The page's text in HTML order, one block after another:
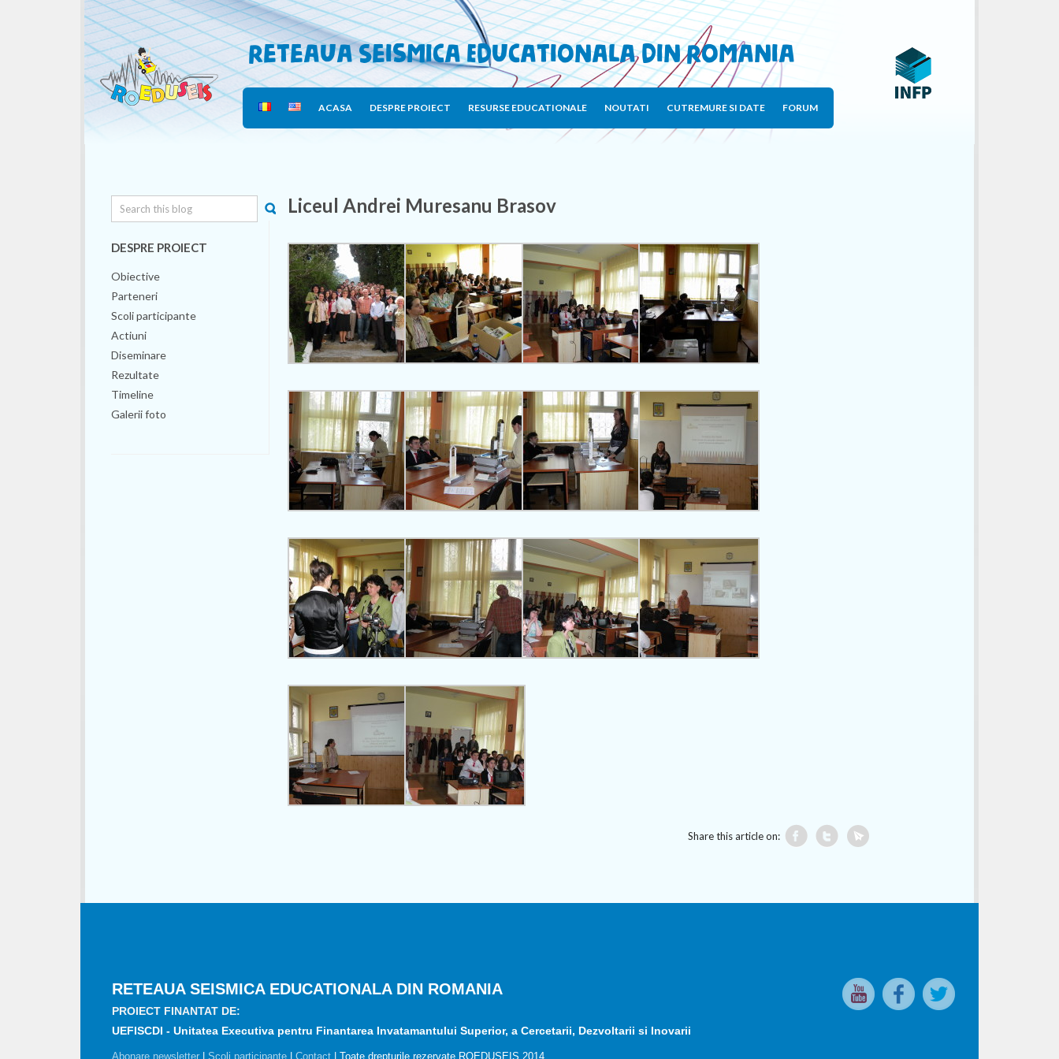
Reteaua Seismica Educationala din Romania
ACASA DESPRE PROIECT RESURSE EDUCATIONALE NOUTATI CUTREMURE SI DATE FORUM
Liceul Andrei Muresanu Brasov
Share this article on:
DESPRE PROIECT
Obiective
Parteneri
Scoli participante
Actiuni
Diseminare
Rezultate
Timeline
Galerii foto
RETEAUA SEISMICA EDUCATIONALA DIN ROMANIA
PROIECT FINANTAT DE:
UEFISCDI - Unitatea Executiva pentru Finantarea Invatamantului Superior, a Cercetarii, Dezvoltarii si Inovarii
Abonare newsletter Scoli participante Contact | Toate drepturile rezervate ROEDUSEIS 2014